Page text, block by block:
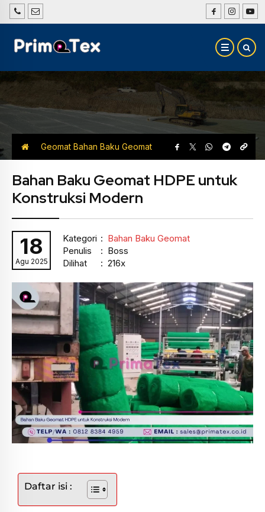
Geomat Bahan Baku Geomat
Bahan Baku Geomat HDPE untuk
Konstruksi Modern
18
Agu 2025
Kategori : Bahan Baku Geomat
Penulis
: Boss
Dilihat
: 216x
Daftar isi :